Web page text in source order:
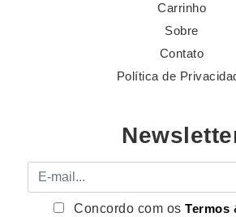
Carrinho
Sobre
Contato
Política de
E-mail
Concordo com osTermos